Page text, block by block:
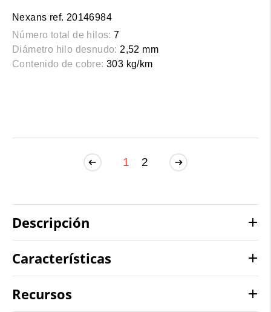
Nexans ref. 20146984
Número total de hilos: 7
Diámetro hilo desnudo: 2,52 mm
Contenido de cobre: 303 kg/km
1 2
Descripción
Características
Recursos